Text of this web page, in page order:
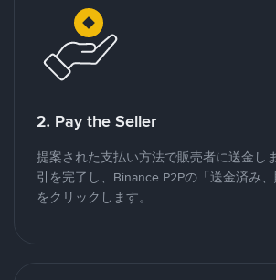
2. Pay the Seller
提案された支払い方法で販売者に送金し
引を完了し、Binance P2Pの「送金済み、
をクリックします。